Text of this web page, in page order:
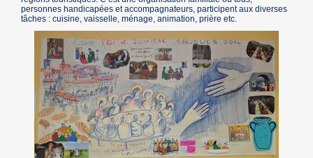
personnes handicapées et accompagnateurs, participent aux diverses
tâches : cuisine, vaisselle, ménage, animation, prière etc.